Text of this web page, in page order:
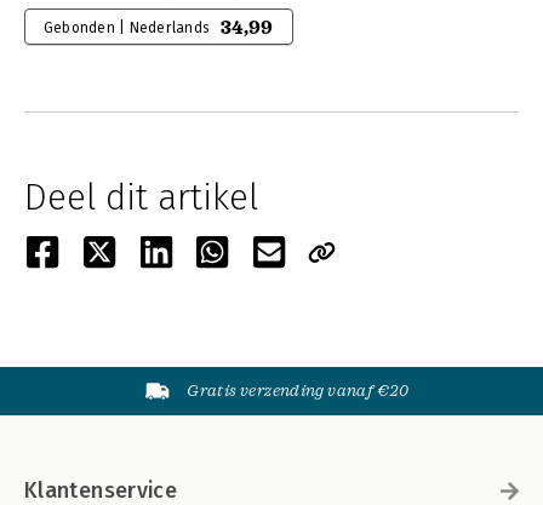
Gebonden | Nederlands 34,99
Deel dit artikel
Gratis verzending vanaf €20
Klantenservice